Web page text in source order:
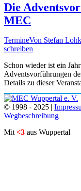
Die
MEC
TermineVon Stefan
schreiben
Schon wieder ist ein
Adventsvorführungen
Details zu dieser
© 1998 - 2025 |
Wegbeschreibung
Mit <3 aus Wuppertal